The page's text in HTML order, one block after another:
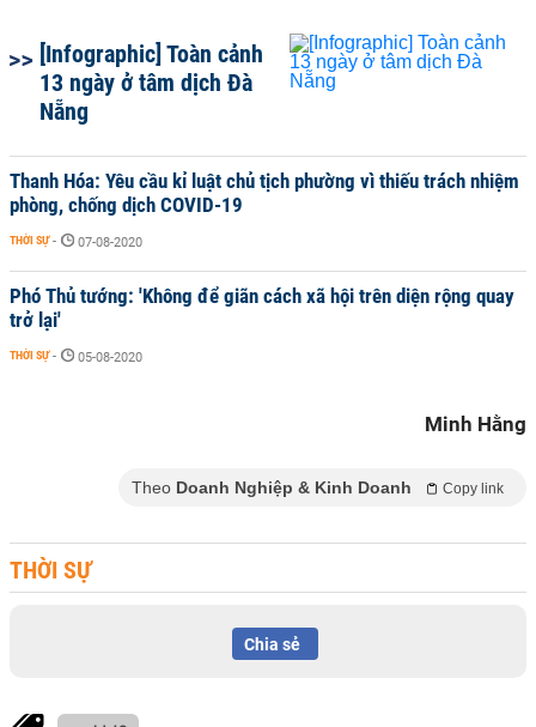
[Infographic] Toàn cảnh
13 ngày ở tâm dịch Đà
Nẵng
Thanh Hóa: Yêu cầu kỉ luật chủ tịch phường vì thiếu trách nhiệm
phòng, chống dịch COVID-19
THỜI SỰ - 07-08-2020
Phó Thủ tướng: 'Không để giãn cách xã hội trên diện rộng quay
trở lại'
THỜI SỰ - 05-08-2020
Minh Hằng
Theo Doanh Nghiệp & Kinh Doanh Copy link
THỜI SỰ
Chia sẻ